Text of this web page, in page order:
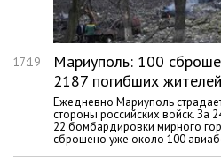
17:19
Мариуполь: 100
2187 погибших жителей
Ежедневно Мариуполь
стороны российских войск. За
22 бомбардировки мирного
сброшено уже около 100